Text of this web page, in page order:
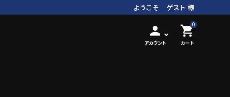
ようこそ ゲスト 様
person
アカウント
0
shopping_cart
カート